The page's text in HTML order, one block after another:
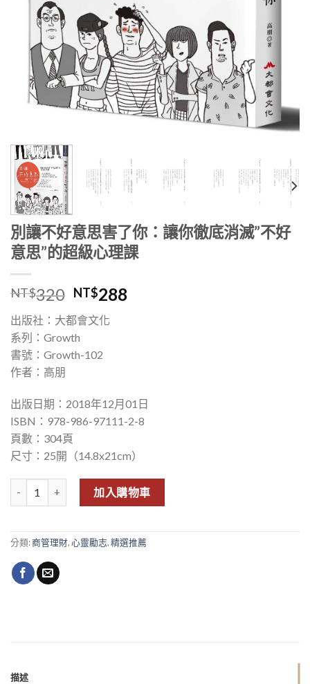
別讓不好意思害了你：讓你徹底消滅”不好
意思”的超級心理課
NT$320 NT$288
出版社：大都會文化
系列：Growth
書號：Growth-102
作者：高朋
出版日期：2018年12月01日
ISBN：978-986-97111-2-8
頁數：304頁
尺寸：25開（14.8x21cm）
別讓不好意思害了你：讓你徹底消滅"不好意思"的超級心理課 數量
加入購物車
分類:商管理財,心靈勵志,精選推薦
描述